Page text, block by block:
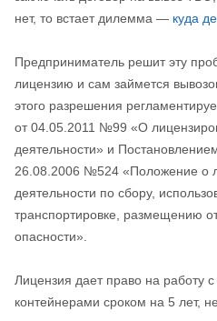
нет, то встает дилемма — куда
Предприниматель решит эту
лицензию и сам займется
этого разрешения
от 04.05.2011 №99 «О
деятельности» и
26.08.2006 №524 «Положение о
деятельности по сбору,
транспортировке, размещению
опасности».
Лицензия дает право на работу
контейнерами сроком на 5 лет,